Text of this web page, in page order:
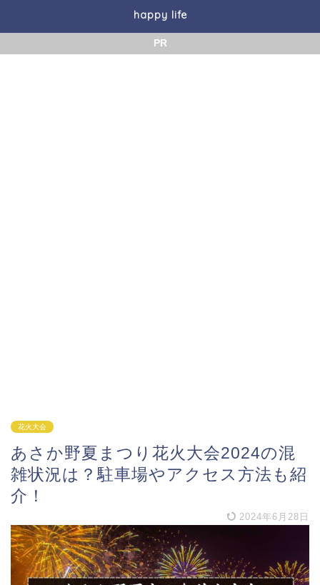
happy life
PR
花火大会
あさか野夏まつり花火大会2024の混
雑状況は？駐車場やアクセス方法も紹
介！
2024年6月28日